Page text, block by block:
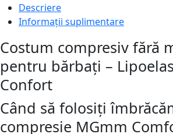
Descriere
Informații suplimentare
Costum compresiv fără
pentru bărbați –
Confort
Când să folosiți
compresie MGmm